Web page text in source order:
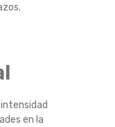
en la